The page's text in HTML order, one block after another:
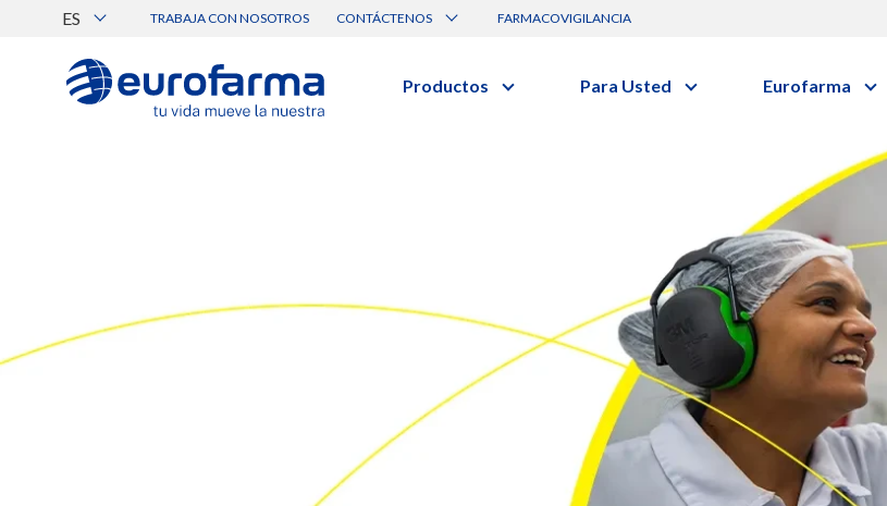
ES TRABAJA CON NOSOTROS CONTÁCTENOS
Canal de Ética Eurofarma
FARMACOVIGILANCIA
Productos Para Usted Eurofarma
Trabaje Con Nosotros
Certificaciones
Comunicados
Premios y Reconocimientos
Programa de Visitas
Dónde Estamos
Sala de prensa